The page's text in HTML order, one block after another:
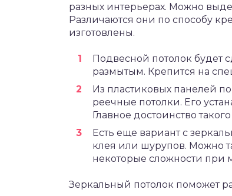
разных интерьерах. Можно
Различаются они по способу
изготовлены.
Подвесной потолок будет
размытым. Крепится на
Из пластиковых панелей
реечные потолки. Его
Главное достоинство
Есть еще вариант с
клея или шурупов. Можно
некоторые сложности при
Зеркальный потолок поможет